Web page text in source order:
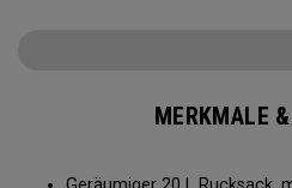
MERKMALE